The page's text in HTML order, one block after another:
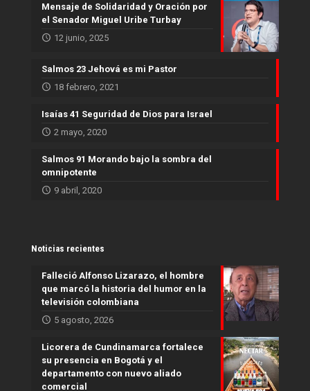
Mensaje de Solidaridad y Oración por
el Senador Miguel Uribe Turbay
12 junio, 2025
Salmos 23 Jehová es mi Pastor
18 febrero, 2021
Isaías 41 Seguridad de Dios para Israel
2 mayo, 2020
Salmos 91 Morando bajo la sombra del
omnipotente
9 abril, 2020
Noticias recientes
Falleció Alfonso Lizarazo, el hombre
que marcó la historia del humor en la
televisión colombiana
5 agosto, 2026
Licorera de Cundinamarca fortalece
su presencia en Bogotá y el
departamento con nuevo aliado
comercial